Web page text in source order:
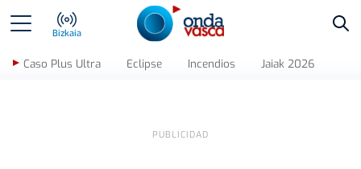
Bizkaia
Caso Plus Ultra Eclipse Incendios Jaiak 2026